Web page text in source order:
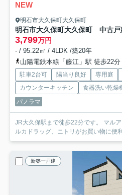
NEW
明石市大久保町大久保町
明石市大久保町大久保町 中古戸
3,799万円
- / 95.22㎡ / 4LDK /築20年
山陽電鉄本線「藤江」駅 徒歩22分
駐車2台可 陽当り良好 専用庭
カウンターキッチン
食器洗い乾燥
パノラマ
JR大久保駅まで徒歩22分です。 マル
ルカドラッグ、ニトリがお買い物に便
新築一戸建